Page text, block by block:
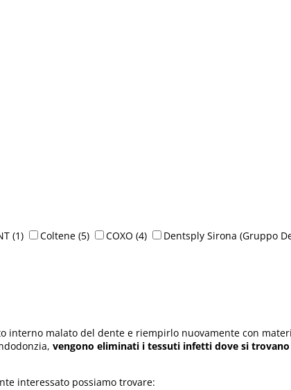
(1) Coltene (5) COXO (4) Dentsply Sirona (Gruppo
interno malato del dente e riempirlo nuovamente con
vengono eliminati i tessuti infetti dove si
interessato possiamo trovare: